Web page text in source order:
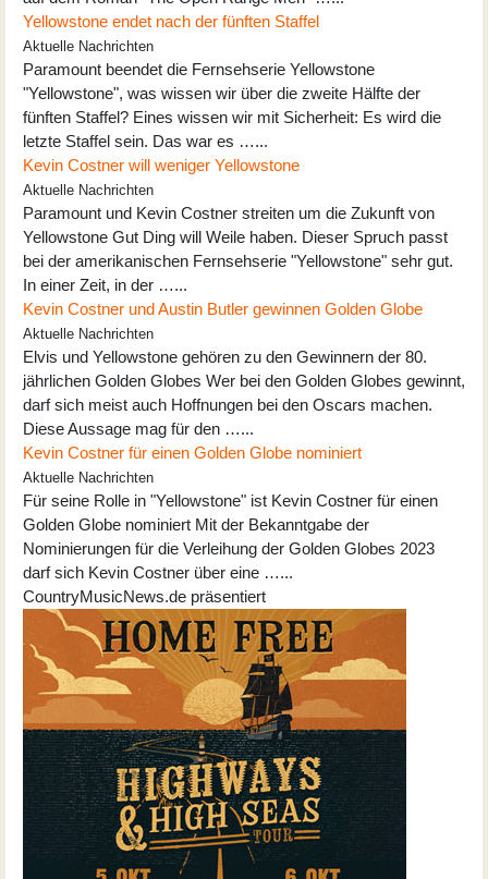
Yellowstone endet nach der fünften Staffel
Aktuelle Nachrichten
Paramount beendet die Fernsehserie Yellowstone
"Yellowstone", was wissen wir über die zweite Hälfte der
fünften Staffel? Eines wissen wir mit Sicherheit: Es wird die
letzte Staffel sein. Das war es …...
Kevin Costner will weniger Yellowstone
Aktuelle Nachrichten
Paramount und Kevin Costner streiten um die Zukunft von
Yellowstone Gut Ding will Weile haben. Dieser Spruch passt
bei der amerikanischen Fernsehserie "Yellowstone" sehr gut.
In einer Zeit, in der …...
Kevin Costner und Austin Butler gewinnen Golden Globe
Aktuelle Nachrichten
Elvis und Yellowstone gehören zu den Gewinnern der 80.
jährlichen Golden Globes Wer bei den Golden Globes gewinnt,
darf sich meist auch Hoffnungen bei den Oscars machen.
Diese Aussage mag für den …...
Kevin Costner für einen Golden Globe nominiert
Aktuelle Nachrichten
Für seine Rolle in "Yellowstone" ist Kevin Costner für einen
Golden Globe nominiert Mit der Bekanntgabe der
Nominierungen für die Verleihung der Golden Globes 2023
darf sich Kevin Costner über eine …...
CountryMusicNews.de präsentiert